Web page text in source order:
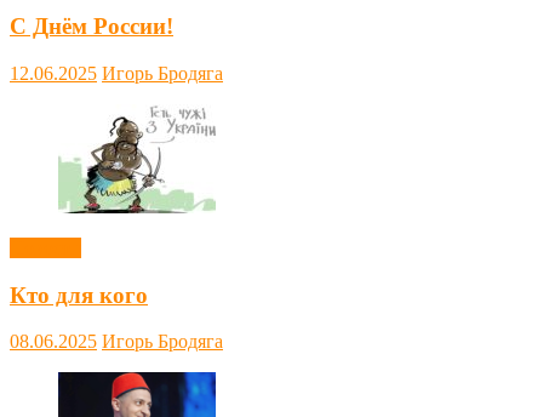
С Днём России!
12.06.2025 Игорь Бродяга
Кто для кого
08.06.2025 Игорь Бродяга